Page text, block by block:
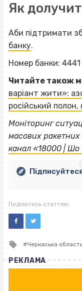
Як
Аби підтримати
банку.
Номер банки: 4441
Читайте також
варіант жити»:
російський полон,
Моніторинг
масових ракетних
канал «18000 | Шо
Поділитись статтею
Tagged
Черкаська
РЕКЛАМА